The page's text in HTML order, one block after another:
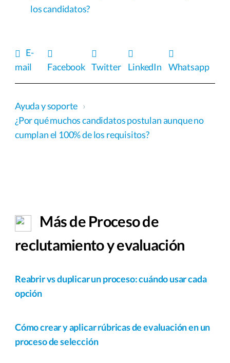
los candidatos?
E-
mail
Facebook Twitter LinkedIn Whatsapp
Ayuda y soporte ›
¿Por qué muchos candidatos postulan aunque no
cumplan el 100% de los requisitos?
Más de Proceso de
reclutamiento y evaluación
Reabrir vs duplicar un proceso: cuándo usar cada
opción
Cómo crear y aplicar rúbricas de evaluación en un
proceso de selección